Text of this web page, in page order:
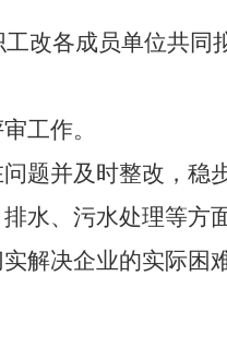
改各成员单位共同
工作。
题并及时整改，稳
水、污水处理等方
解决企业的实际困